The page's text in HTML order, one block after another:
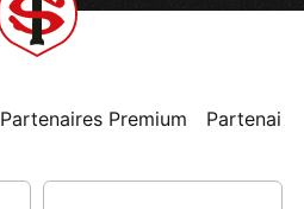
Partenaires Premium